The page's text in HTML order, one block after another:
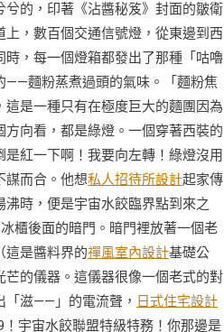
的，印著《沾醬秘笈》封面的皺衛
，數百個交通信號燈，從東邊到西
，每一個燈箱都發出了那種「咕嚕
——麵粉蒸煮過頭的氣味。「麵粉焦
是一種只有在極度巨大的麵團因為
向看，都是綠燈。一個穿著西裝的
紅一下啊！我要向左轉！綠燈沒用
謀而合。他想私人招待所設計起家傳
時，便是宇宙水餃臨界點到來之
櫃後面的暗門。暗門裡放著一個老
這是醬料界的禪風室內設計基礎公
的儀器。這儀器很像一個老式的對
「滋——」的電流聲， 日式住宅設計
宇宙水餃聯盟特級特務！你那邊是